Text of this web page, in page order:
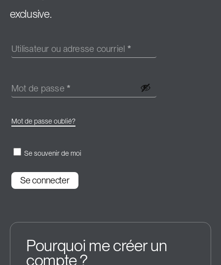
exclusive.
Utilisateur ou adresse courriel *
Mot de passe *
Mot de passe oublié?
Se souvenir de moi
Se connecter
Pourquoi me créer un
compte ?